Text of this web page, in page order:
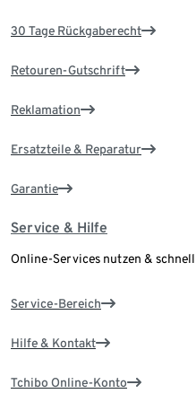
30 Tage Rückgaberecht
Retouren-Gutschrift
Reklamation
Ersatzteile & Reparatur
Garantie
Service & Hilfe
Online-Services nutzen &
Service-Bereich
Hilfe & Kontakt
Tchibo Online-Konto